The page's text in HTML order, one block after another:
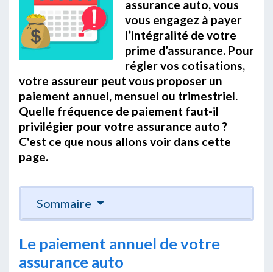
assurance auto, vous
vous engagez à payer
l’intégralité de votre
prime d’assurance. Pour
régler vos cotisations,
votre assureur peut vous proposer un
paiement annuel, mensuel ou trimestriel.
Quelle fréquence de paiement faut-il
privilégier pour votre assurance auto ?
C'est ce que nous allons voir dans cette
page.
Sommaire
Le paiement annuel de votre
assurance auto